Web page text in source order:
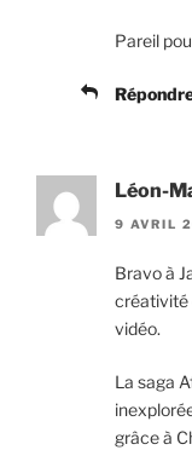
Pareil
Léon-
9 AVRIL
Bravo à
créativité
vidéo.
La saga
grâce à